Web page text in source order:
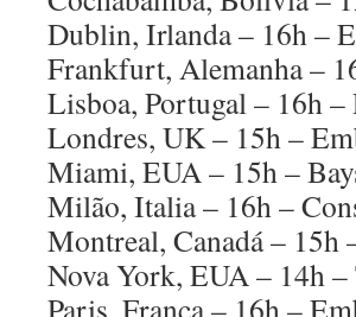
Dublin, Irlanda – 16h –
Frankfurt, Alemanha –
Lisboa, Portugal – 16h –
Londres, UK – 15h –
Miami, EUA – 15h –
Milão, Italia – 16h –
Montreal, Canadá – 15h
Nova York, EUA – 14h
Paris, França – 16h –